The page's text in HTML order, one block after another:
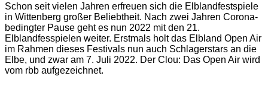
Schon seit vielen Jahren erfreuen sich die Elblandfestspiele
in Wittenberg großer Beliebtheit. Nach zwei Jahren Corona-
bedingter Pause geht es nun 2022 mit den 21.
Elblandfesspielen weiter. Erstmals holt das Elbland Open Air
im Rahmen dieses Festivals nun auch Schlagerstars an die
Elbe, und zwar am 7. Juli 2022. Der Clou: Das Open Air wird
vom rbb aufgezeichnet.